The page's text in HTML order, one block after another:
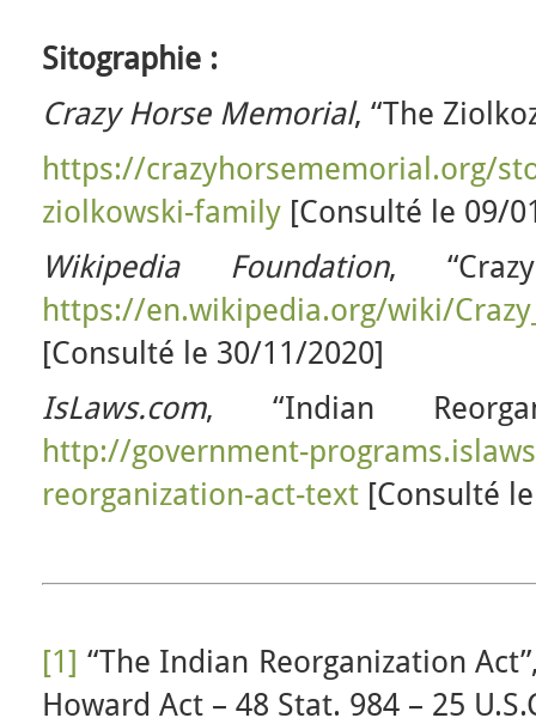
Sitographie :
Crazy Horse Memorial, “The
https://crazyhorsememorial.org/
ziolkowski-family [Consulté le 09/
Wikipedia Foundation,
https://en.wikipedia.org/wiki/
[Consulté le 30/11/2020]
IsLaws.com, “Indian
http://government-
reorganization-act-text [Consulté
[1] “The Indian Reorganization
Howard Act – 48 Stat. 984 – 25